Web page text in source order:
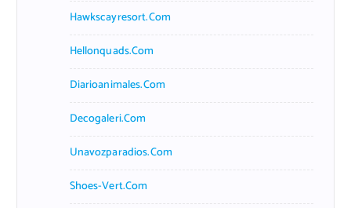
Hawkscayresort.com
Hellonquads.com
Diarioanimales.com
Decogaleri.com
Unavozparadios.com
Shoes-Vert.com